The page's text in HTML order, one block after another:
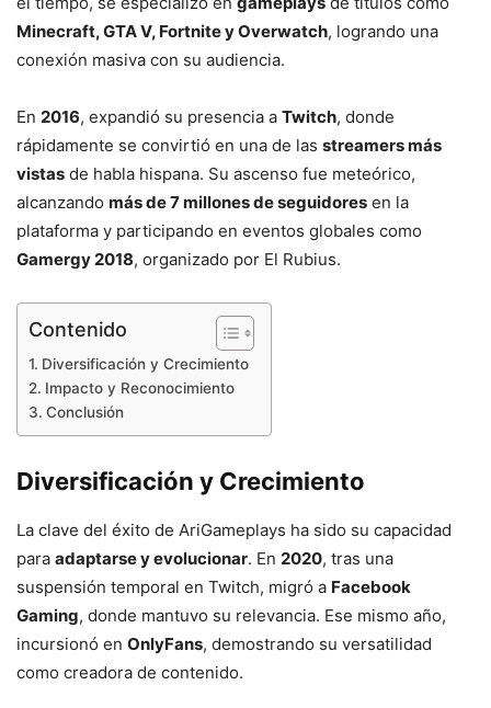
Minecraft, GTA V, Fortnite y Overwatch, logrando una
conexión masiva con su audiencia.
En 2016, expandió su presencia a Twitch, donde
rápidamente se convirtió en una de las streamers más
vistas de habla hispana. Su ascenso fue meteórico,
alcanzando más de 7 millones de seguidores en la
plataforma y participando en eventos globales como
Gamergy 2018, organizado por El Rubius.
Contenido
Diversificación y Crecimiento
Impacto y Reconocimiento
Conclusión
Diversificación y Crecimiento
La clave del éxito de AriGameplays ha sido su capacidad
para adaptarse y evolucionar. En 2020, tras una
suspensión temporal en Twitch, migró a Facebook
Gaming, donde mantuvo su relevancia. Ese mismo año,
incursionó en OnlyFans, demostrando su versatilidad
como creadora de contenido.